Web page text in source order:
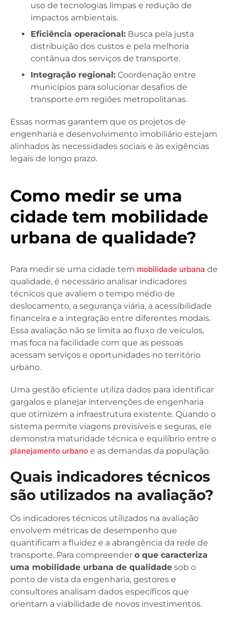
uso de tecnologias limpas e redução de
impactos ambientais.
Eficiência operacional: Busca pela justa
distribuição dos custos e pela melhoria
contânua dos serviços de transporte.
Integração regional: Coordenação entre
municípios para solucionar desafios de
transporte em regiões metropolitanas.
Essas normas garantem que os projetos de
engenharia e desenvolvimento imobiliário estejam
alinhados às necessidades sociais e às exigências
legais de longo prazo.
Como medir se uma
cidade tem mobilidade
urbana de qualidade?
Para medir se uma cidade tem mobilidade urbana de
qualidade, é necessário analisar indicadores
técnicos que avaliem o tempo médio de
deslocamento, a segurança viária, a acessibilidade
financeira e a integração entre diferentes modais.
Essa avaliação não se limita ao fluxo de veículos,
mas foca na facilidade com que as pessoas
acessam serviços e oportunidades no território
urbano.
Uma gestão eficiente utiliza dados para identificar
gargalos e planejar intervenções de engenharia
que otimizem a infraestrutura existente. Quando o
sistema permite viagens previsíveis e seguras, ele
demonstra maturidade técnica e equilíbrio entre o
planejamento urbano e as demandas da população.
Quais indicadores técnicos
são utilizados na avaliação?
Os indicadores técnicos utilizados na avaliação
envolvem métricas de desempenho que
quantificam a fluidez e a abrangência da rede de
transporte. Para compreender o que caracteriza
uma mobilidade urbana de qualidade sob o
ponto de vista da engenharia, gestores e
consultores analisam dados específicos que
orientam a viabilidade de novos investimentos.